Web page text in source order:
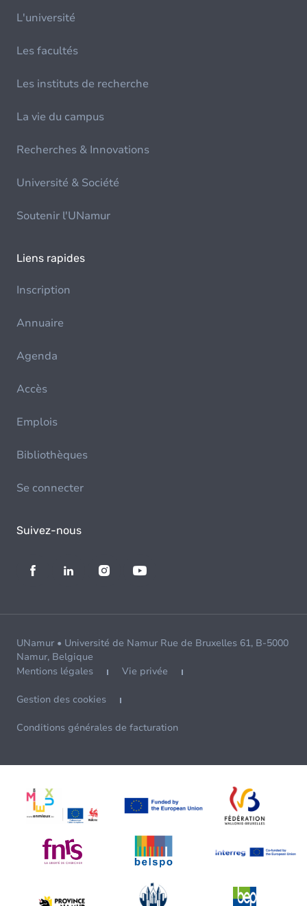
L'université
Les facultés
Les instituts de recherche
La vie du campus
Recherches & Innovations
Université & Société
Soutenir l'UNamur
Liens rapides
Inscription
Annuaire
Agenda
Accès
Emplois
Bibliothèques
Se connecter
Suivez-nous
UNamur • Université de Namur Rue de Bruxelles 61, B-5000
Namur, Belgique
Mentions légales
Vie privée
Gestion des cookies
Conditions générales de facturation